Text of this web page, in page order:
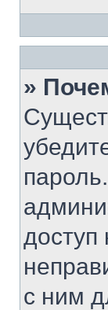
»
с ним